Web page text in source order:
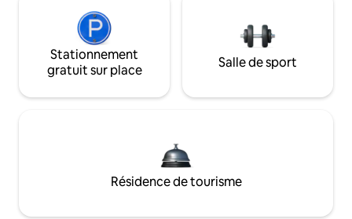
Stationnement
gratuit sur place
Salle de sport
Résidence de tourisme